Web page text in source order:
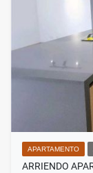
APARTAMENTO
ARRIENDO